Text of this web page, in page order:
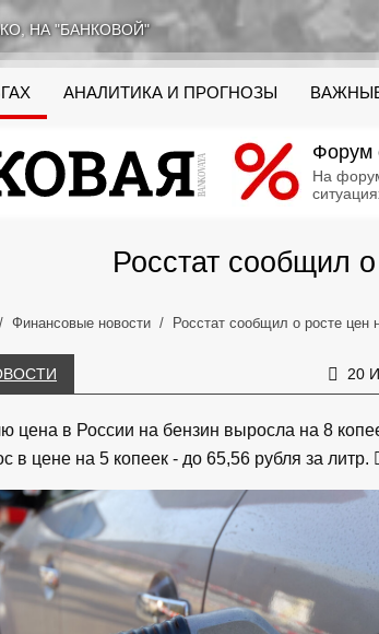
НА "БАНКОВОЙ"
АНАЛИТИКА И ПРОГНОЗЫ
Форум
На
Росстат сообщил
Финансовые новости Росстат сообщил о росте цен
20
цена в России на бензин выросла на 8
в цене на 5 копеек - до 65,56 рубля за литр.